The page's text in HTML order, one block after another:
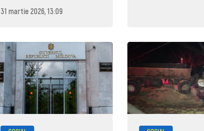
31 martie 2026, 13:09